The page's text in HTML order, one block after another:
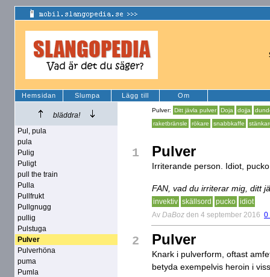
Hemsidan Slumpa Lägg till Om
bläddra!
Pul, pula
pula
Pulig
Puligt
pull the train
Pulla
Pullfrukt
Pullgnugg
pullig
Pulstuga
Pulver
Pulverhöna
puma
Pumla
Pulver: Ditt jävla pulver Doja dojja
raketbränsle
rökare snabbkaffe
1 Pulver
Irriterande person. Idiot,
FAN, vad du irriterar mig, ditt
invektiv skällsord pucko idiot
Av DaBoz den 4 september 2016 0
2 Pulver
Knark i pulverform, oftast
betyda exempelvis heroin i